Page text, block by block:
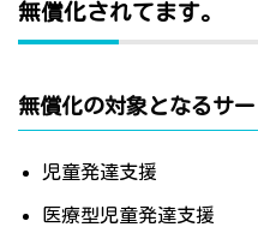
無償化されてます。
無償化の対象となるサ
児童発達支援
医療型児童発達支援